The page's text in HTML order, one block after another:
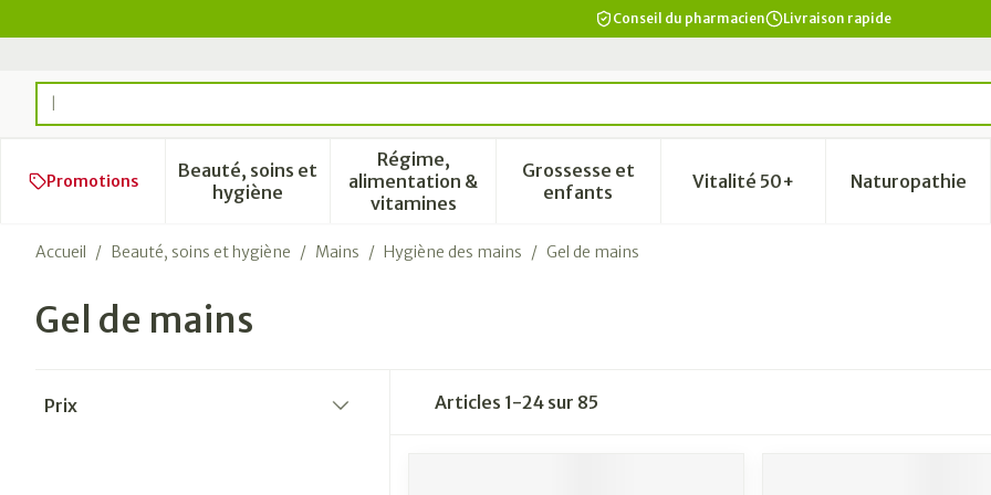
Conseil du pharmacien Livraison rapide
Rechercher
Promotions
Beauté, soins et
hygièneAfficher le sous-menu pour la catégorie Beauté, soins et hygiène
Régime,
alimentation &
vitamines
Afficher le sous-menu pour la catégorie Régime, alimentation &
Grossesse et
enfantsAfficher le sous-menu pour la catégorie
Vitalité 50+Afficher le sous-menu pour
Naturopathie
Afficher
Accueil / Beauté, soins et hygiène / Mains / Hygiène des mains / Gel de mains
Gel de mains
Prix
Articles 1-24 sur 85